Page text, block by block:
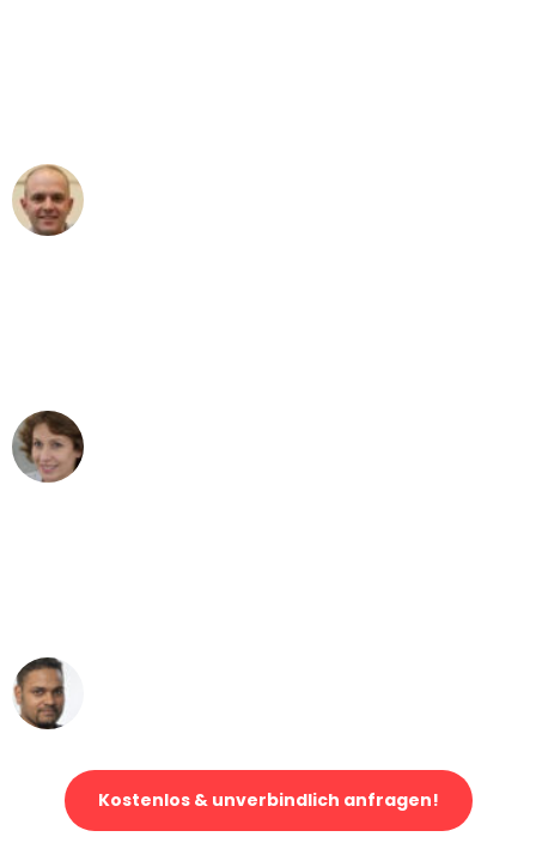
Kostenlos & unverbindlich anfragen!